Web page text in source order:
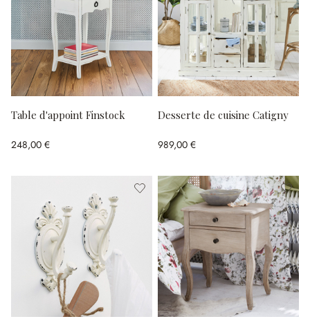
Table d'appoint Finstock
248,00 €
Desserte de cuisine Catigny
989,00 €